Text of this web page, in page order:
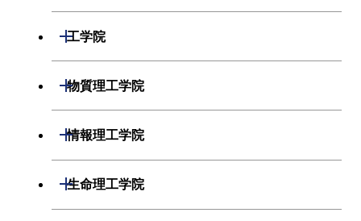
工学院
開閉
機械系
電気電子系
物質理工学院
開閉
材料系
初年次専門科目
情報理工学院
開閉
数理・計算科学系
生命理工学院
開閉